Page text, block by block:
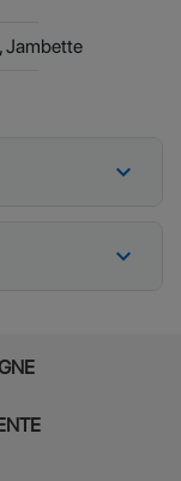
Jambette
expand_more
expand_more